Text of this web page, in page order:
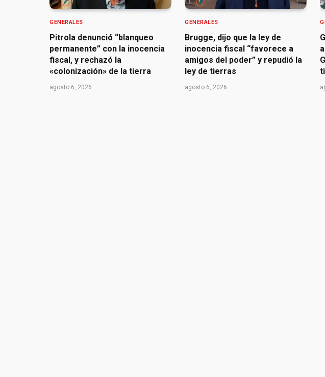
GENERALES
Pitrola denunció “blanqueo
permanente” con la inocencia
fiscal, y rechazó la
«colonización» de la tierra
agosto 6, 2026
GENERALES
Brugge, dijo que la ley de
inocencia fiscal “favorece a
amigos del poder” y repudió la
ley de tierras
agosto 6, 2026